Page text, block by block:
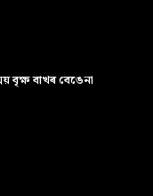
বৃক্ষ বাখৰ বেঙেনা